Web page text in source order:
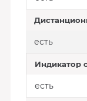
есть
Индикатор
есть